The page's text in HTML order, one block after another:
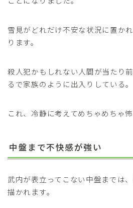
雪見がどれだけ不安な状況に置か
ります。
殺人犯かもしれない人間が当たり
るで家族のように出入りしている。
これ、冷静に考えてめちゃめちゃ怖
中盤まで不快感が強い
武内が表立ってこない中盤までは
描かれます。